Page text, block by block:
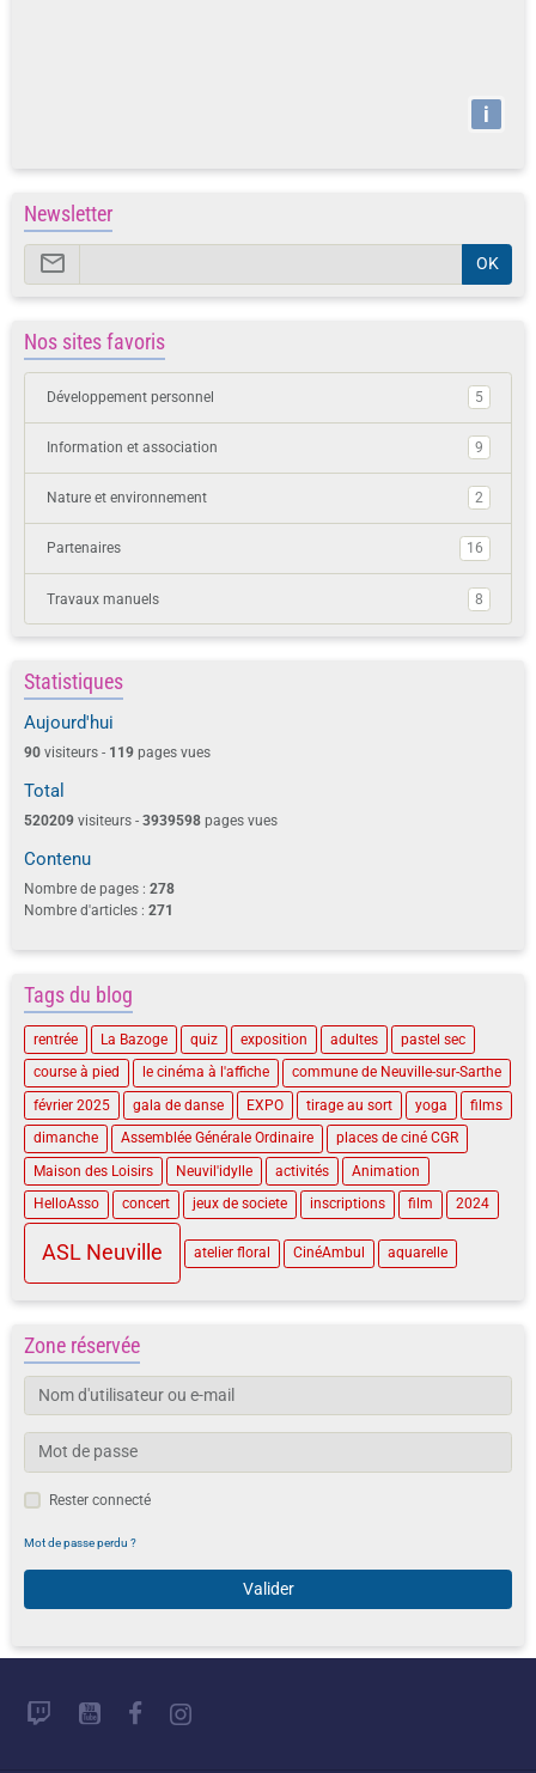
i
Newsletter
OK
Nos sites favoris
Développement personnel 5
Information et association 9
Nature et environnement 2
Partenaires 16
Travaux manuels 8
Statistiques
Aujourd'hui
90 visiteurs - 119 pages vues
Total
520209 visiteurs - 3939598 pages vues
Contenu
Nombre de pages : 278
Nombre d'articles : 271
Tags du blog
rentrée La Bazoge quiz exposition adultes
pastel sec
course à pied
le cinéma à l'affiche
commune de Neuville-sur-Sarthe
février 2025
gala de danse EXPO tirage au sort yoga
films
dimanche
Assemblée Générale Ordinaire
places de ciné CGR
Maison des Loisirs
Neuvil'idylle activités
Animation
HelloAsso
concert jeux de societe inscriptions film 2024
ASL Neuville atelier floral CinéAmbul aquarelle
Zone réservée
Rester connecté
Mot de passe perdu ?
Valider